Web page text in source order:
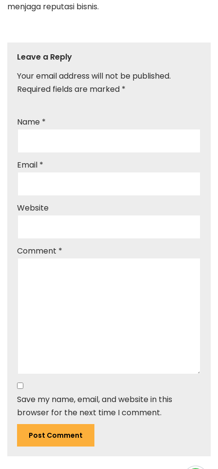
menjaga reputasi bisnis.
Leave a Reply
Your email address will not be published.
Required fields are marked *
Name *
Email *
Website
Comment *
Save my name, email, and website in this
browser for the next time I comment.